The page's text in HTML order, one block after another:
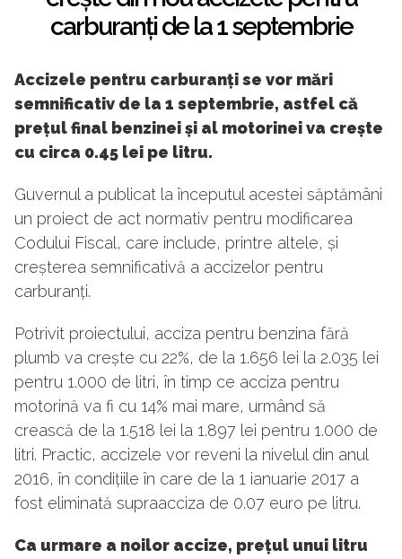
carburanți de la 1 septembrie
Accizele pentru carburanți se vor mări
semnificativ de la 1 septembrie, astfel că
prețul final benzinei și al motorinei va crește
cu circa 0.45 lei pe litru.
Guvernul a publicat la începutul acestei săptămâni
un proiect de act normativ pentru modificarea
Codului Fiscal, care include, printre altele, și
creșterea semnificativă a accizelor pentru
carburanți.
Potrivit proiectului, acciza pentru benzina fără
plumb va crește cu 22%, de la 1.656 lei la 2.035 lei
pentru 1.000 de litri, în timp ce acciza pentru
motorină va fi cu 14% mai mare, urmând să
crească de la 1.518 lei la 1.897 lei pentru 1.000 de
litri. Practic, accizele vor reveni la nivelul din anul
2016, în condițiile în care de la 1 ianuarie 2017 a
fost eliminată supraacciza de 0.07 euro pe litru.
Ca urmare a noilor accize, prețul unui litru